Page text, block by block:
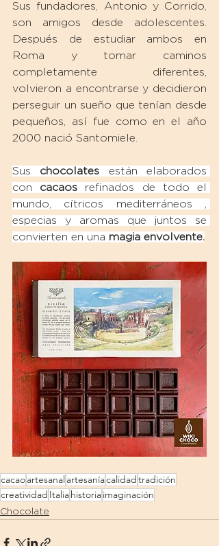
Sus fundadores, Antonio y Corrido,
son amigos desde adolescentes.
Después de estudiar ambos en
Roma y tomar caminos
completamente diferentes,
volvieron a encontrarse y decidieron
perseguir un sueño que tenían desde
pequeños, así fue como en el año
2000 nació Santomiele.
Sus chocolates están elaborados
con cacaos refinados de todo el
mundo, cítricos mediterráneos ,
especias y aromas que juntos se
convierten en una magia envolvente.
cacaoartesanal artesaníacalidad tradición
creatividad Italia historiaimaginación
Chocolate